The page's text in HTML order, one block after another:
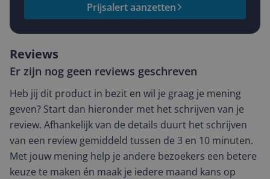
Prijsalert aanzetten
Reviews
Er zijn nog geen reviews geschreven
Heb jij dit product in bezit en wil je graag je mening
geven? Start dan hieronder met het schrijven van je
review. Afhankelijk van de details duurt het schrijven
van een review gemiddeld tussen de 3 en 10 minuten.
Met jouw mening help je andere bezoekers een betere
keuze te maken én maak je iedere maand kans op